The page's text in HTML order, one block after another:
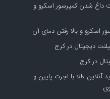
داغ شدن کمپرسور اسکرو و
اسکرو و بالا رفتن دمای آن
دیجیتال در کرج
در کرج
آنلاین طلا با اجرت پایین و